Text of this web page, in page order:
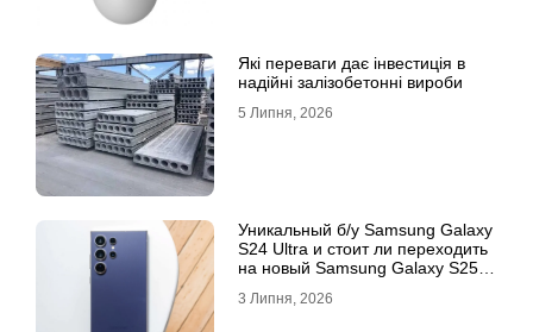
Які переваги дає інвестиція в
надійні залізобетонні вироби
5 Липня, 2026
Уникальный б/у Samsung Galaxy
S24 Ultra и стоит ли переходить
на новый Samsung Galaxy S25
3 Липня, 2026